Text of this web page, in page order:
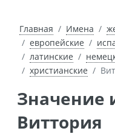
Главная Имена
европейские
латинские
христианские
Значение имени
Виттория